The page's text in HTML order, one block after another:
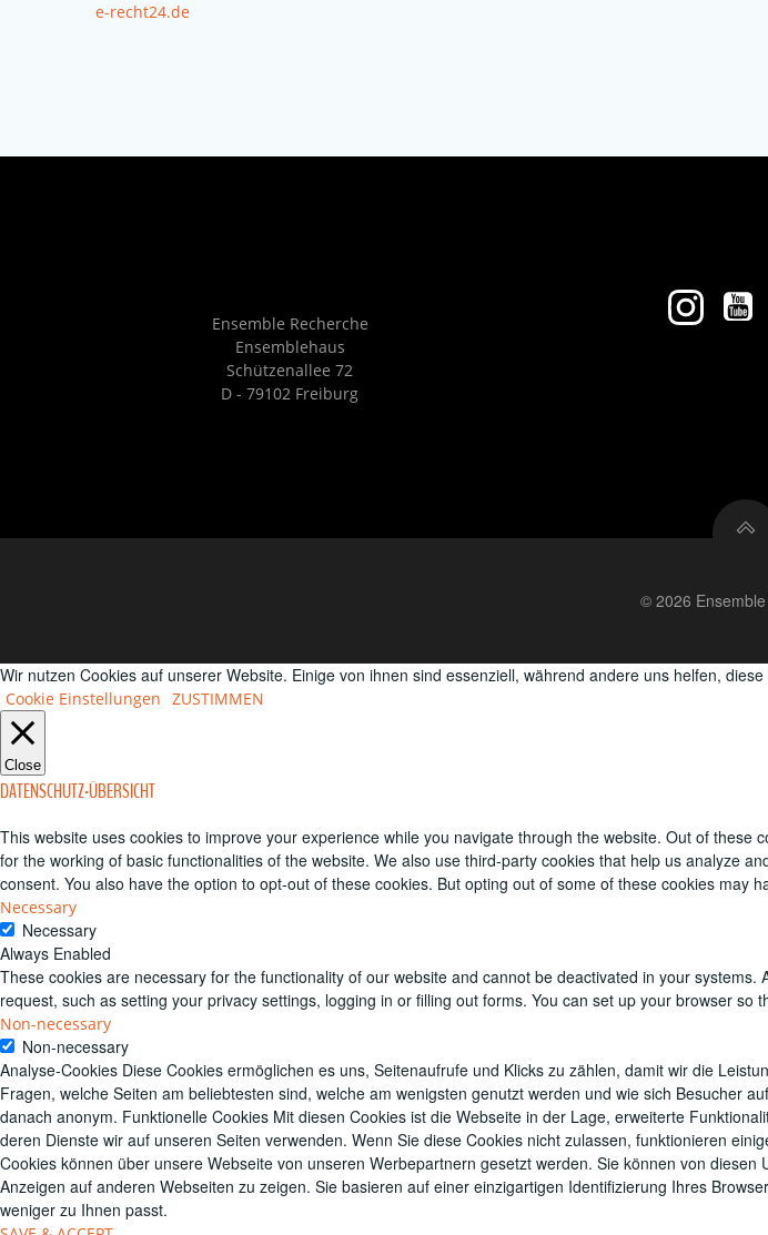
e-recht24.de
Ensemble Recherche
Ensemblehaus
Schützenallee 72
D - 79102 Freiburg
© 2026
Wir nutzen Cookies auf unserer Website. Einige von ihnen sind essenziell, während andere uns helfen,
Cookie Einstellungen ZUSTIMMEN
Close
DATENSCHUTZ-ÜBERSICHT
This website uses cookies to improve your experience while you navigate through the website. Out of
for the working of basic functionalities of the website. We also use third-party cookies that help us analyze
consent. You also have the option to opt-out of these cookies. But opting out of some of these cookies may
Necessary
Necessary
Always Enabled
These cookies are necessary for the functionality of our website and cannot be deactivated in your
request, such as setting your privacy settings, logging in or filling out forms. You can set up your browser
Non-necessary
Non-necessary
Analyse-Cookies Diese Cookies ermöglichen es uns, Seitenaufrufe und Klicks zu zählen, damit wir die
Fragen, welche Seiten am beliebtesten sind, welche am wenigsten genutzt werden und wie sich Besucher
danach anonym. Funktionelle Cookies Mit diesen Cookies ist die Webseite in der Lage, erweiterte
deren Dienste wir auf unseren Seiten verwenden. Wenn Sie diese Cookies nicht zulassen, funktionieren
Cookies können über unsere Webseite von unseren Werbepartnern gesetzt werden. Sie können von
Anzeigen auf anderen Webseiten zu zeigen. Sie basieren auf einer einzigartigen Identifizierung Ihres
weniger zu Ihnen passt.